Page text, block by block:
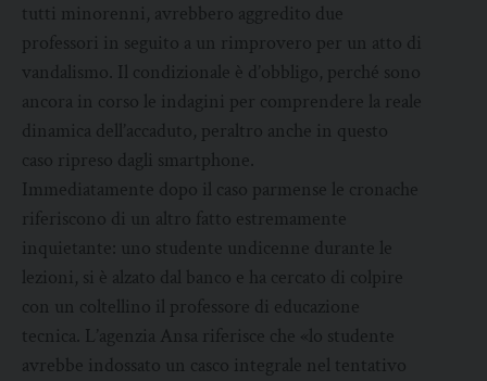
tutti minorenni, avrebbero aggredito due
professori in seguito a un rimprovero per un atto di
vandalismo. Il condizionale è d’obbligo, perché sono
ancora in corso le indagini per comprendere la reale
dinamica dell’accaduto, peraltro anche in questo
caso ripreso dagli smartphone.
Immediatamente dopo il caso parmense le cronache
riferiscono di un altro fatto estremamente
inquietante: uno studente undicenne durante le
lezioni, si è alzato dal banco e ha cercato di colpire
con un coltellino il professore di educazione
tecnica. L’agenzia Ansa riferisce che «lo studente
avrebbe indossato un casco integrale nel tentativo